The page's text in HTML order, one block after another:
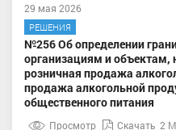
29 мая 2026
РЕШЕНИЯ
№256 Об определении
организациям и объектам,
розничная продажа
продажа алкогольной
общественного питания
Просмотр Скачать 2